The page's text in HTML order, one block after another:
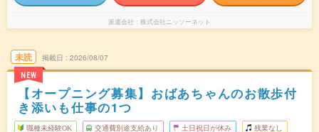
派遣会社 株式会社ニッソーネット
未読
NEW
掲載日 2026/08/07
【オープニング募集】おばあちゃんのお散歩付
き添いも仕事の1つ
職種未経験OK 交通費別途支給あり 土日祝日が休み 残業なし